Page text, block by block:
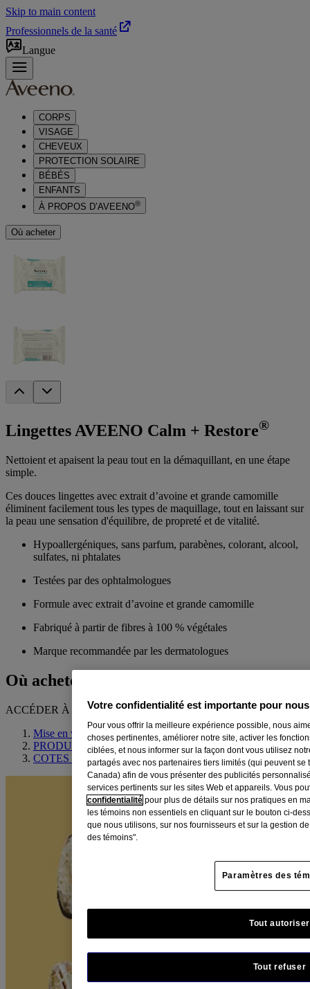
Skip to main content
Professionnels de la santé
Langue
CORPS
VISAGE
CHEVEUX
PROTECTION SOLAIRE
BÉBÉS
ENFANTS
À PROPOS D’AVEENO®
Où acheter
Lingettes AVEENO Calm + Restore®
Nettoient et apaisent la peau tout en la démaquillant, en une étape
simple.
Ces douces lingettes avec extrait d’avoine et grande camomille
éliminent facilement tous les types de maquillage, tout en laissant sur
la peau une sensation d'équilibre, de propreté et de vitalité.
Hypoallergéniques, sans parfum, parabènes, colorant, alcool,
sulfates, ni phtalates
Testées par des ophtalmologues
Formule avec extrait d’avoine et grande camomille
Fabriqué à partir de fibres à 100 % végétales
Marque recommandée par les dermatologues
Où acheter
ACCÉDER À
Mise en valeur des ingrédients
PRODUITS CONNEXES
COTES ET COMMENTAIRES
Votre confidentialité est importante pour nous
Pour vous offrir la meilleure expérience possible, nous
choses pertinentes, améliorer notre site, activer les
ciblées, et nous informer sur la façon dont vous utilisez
partagés avec nos partenaires tiers limités (qui peuvent se
Canada) afin de vous présenter des publicités
services pertinents sur les sites Web et appareils. Vous
confidentialité pour plus de détails sur nos pratiques en
les témoins non essentiels en cliquant sur le bouton ci-
que nous utilisons, sur nos fournisseurs et sur la gestion
des témoins".
Paramètres des
Tout refuser
Tout autoriser